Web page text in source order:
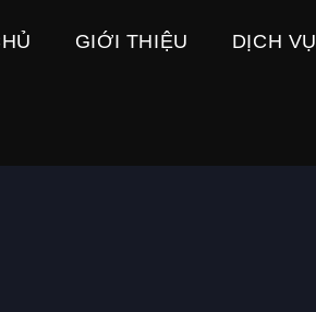
GIỚI THIỆU DỊCH VỤ